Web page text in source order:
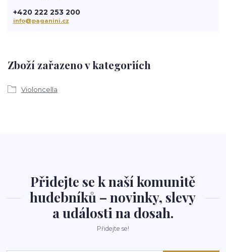
Zboží zařazeno v kategoriích
Violoncella
+420 222 253 200
info@paganini.cz
Přidejte se k naší komunitě
hudebníků – novinky, slevy
a události na dosah.
Přidejte se!